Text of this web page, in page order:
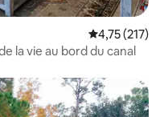
Note
4,75 (217)
la vie au bord du canal